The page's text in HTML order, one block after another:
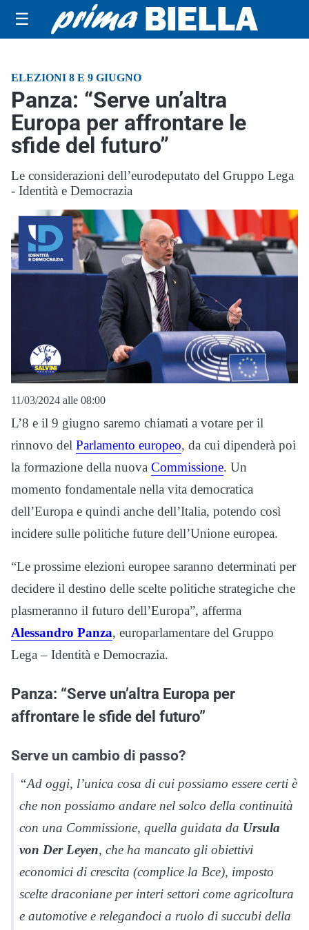
☰
ELEZIONI 8 E 9 GIUGNO
Panza: “Serve un’altra
Europa per affrontare le
sfide del futuro”
Le considerazioni dell’eurodeputato del Gruppo Lega
- Identità e Democrazia
11/03/2024 alle 08:00
L’8 e il 9 giugno saremo chiamati a votare per il
rinnovo del Parlamento europeo, da cui dipenderà poi
la formazione della nuova Commissione. Un
momento fondamentale nella vita democratica
dell’Europa e quindi anche dell’Italia, potendo così
incidere sulle politiche future dell’Unione europea.
“Le prossime elezioni europee saranno determinati per
decidere il destino delle scelte politiche strategiche che
plasmeranno il futuro dell’Europa”, afferma
Alessandro Panza, europarlamentare del Gruppo
Lega – Identità e Democrazia.
Panza: “Serve un’altra Europa per
affrontare le sfide del futuro”
Serve un cambio di passo?
“Ad oggi, l’unica cosa di cui possiamo essere certi è
che non possiamo andare nel solco della continuità
con una Commissione, quella guidata da Ursula
von Der Leyen, che ha mancato gli obiettivi
economici di crescita (complice la Bce), imposto
scelte draconiane per interi settori come agricoltura
e automotive e relegandoci a ruolo di succubi della